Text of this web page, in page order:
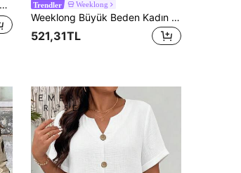
Trendler Weeklong
Weeklong Büyük Beden Kadın İlkbahar/Yaz Tatili Çiçek Desenli Patchwork Fırfırlı Detaylı Bol Kesim Kısa Kollu Bluz
521,31TL